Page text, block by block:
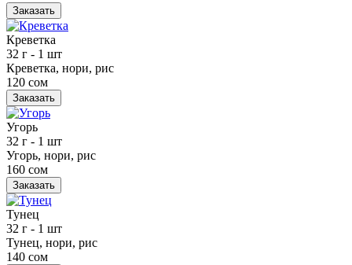
Заказать
Креветка
32 г - 1 шт
Креветка, нори, рис
120 сом
Заказать
Угорь
32 г - 1 шт
Угорь, нори, рис
160 сом
Заказать
Тунец
32 г - 1 шт
Тунец, нори, рис
140 сом